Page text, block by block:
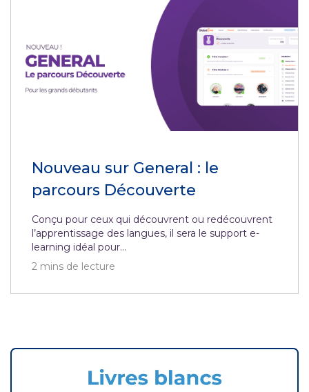
Nouveau sur General : le
parcours Découverte
Conçu pour ceux qui découvrent ou redécouvrent
l’apprentissage des langues, il sera le support e-
learning idéal pour...
2 mins de lecture